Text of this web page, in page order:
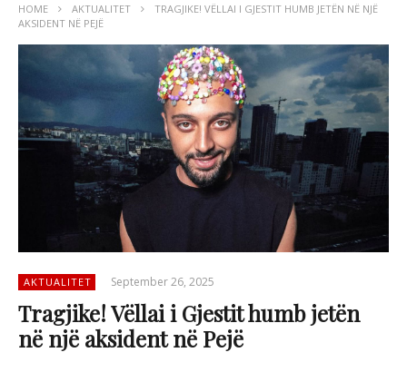
HOME AKTUALITET
TRAGJIKE! VËLLAI I GJESTIT HUMB JETËN NË NJË
AKSIDENT NË PEJË
AKTUALITET September 26, 2025
Tragjike! Vëllai i Gjestit humb jetën
në një aksident në Pejë